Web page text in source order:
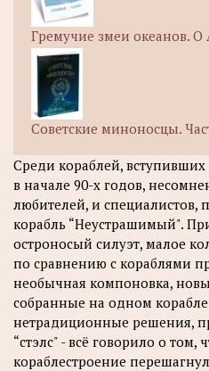
Гремучие змеи океанов. О
Советские миноносцы.
Среди кораблей,
в начале 90-х годов,
любителей, и специалистов,
корабль “Неустрашимый".
остроносый силуэт, малое
по сравнению с кораблями
необычная компоновка,
собранные на одном корабле
нетрадиционные решения,
“стэлс" - всё говорило о том,
кораблестроение